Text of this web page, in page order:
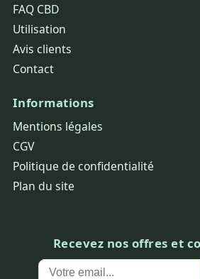
FAQ CBD
Utilisation
Avis clients
Contact
Informations
Mentions légales
CGV
Politique de confidentialité
Plan du site
Recevez nos offres et